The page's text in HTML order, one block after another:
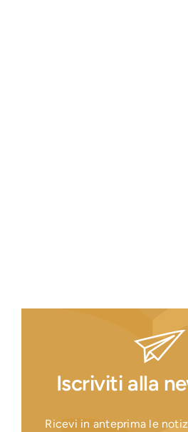
Iscriviti alla
Ricevi in anteprima le